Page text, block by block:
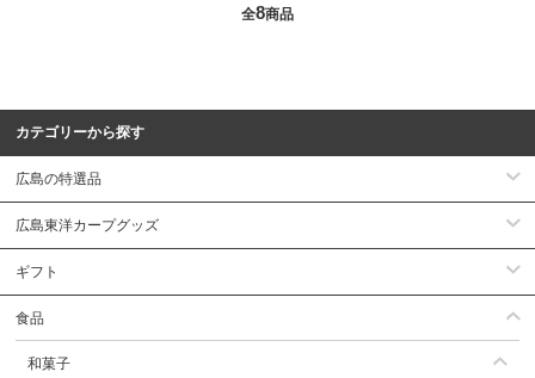
全8商品
カテゴリーから探す
広島の特選品
広島東洋カープグッズ
ギフト
食品
和菓子